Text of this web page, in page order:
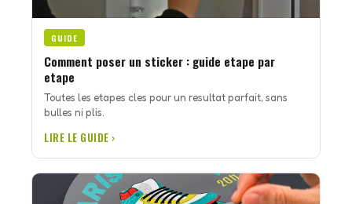
GUIDE
Comment poser un sticker : guide etape par
etape
Toutes les etapes cles pour un resultat parfait, sans
bulles ni plis.
LIRE LE GUIDE ›